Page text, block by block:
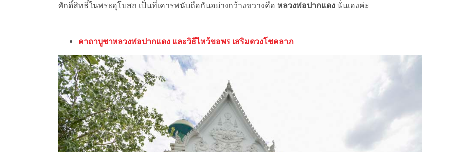
ศักดิ์สิทธิ์ในพระอุโบสถ เป็นที่เคารพนับถือกันอย่างกว้างขวางคือ หลวงพ่อปากแดง นั่นเองค่ะ
คาถาบูชาหลวงพ่อปากแดง และวิธีไหว้ขอพร เสริมดวงโชคลาภ